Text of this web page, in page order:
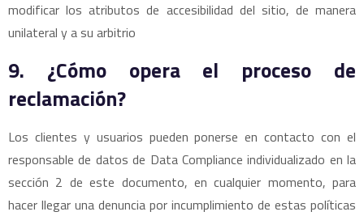
modificar los atributos de accesibilidad del sitio, de manera
unilateral y a su arbitrio
9. ¿Cómo opera el proceso de
reclamación?
Los clientes y usuarios pueden ponerse en contacto con el
responsable de datos de Data Compliance individualizado en la
sección 2 de este documento, en cualquier momento, para
hacer llegar una denuncia por incumplimiento de estas políticas